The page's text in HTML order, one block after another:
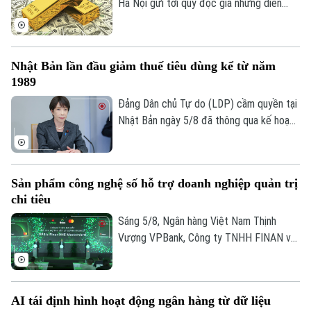
Hà Nội gửi tới quý độc giả những diễn
Nhật Bản lần đầu giảm thuế tiêu dùng kể từ năm
1989
Đảng Dân chủ Tự do (LDP) cầm quyền tại
Nhật Bản ngày 5/8 đã thông qua kế hoạch
sẽ là lần đầu tiên Nhật Bản cắt giảm thuế
dụng vào năm 1989.
Sản phẩm công nghệ số hỗ trợ doanh nghiệp quản trị
chi tiêu
Sáng 5/8, Ngân hàng Việt Nam Thịnh
Vượng VPBank, Công ty TNHH FINAN và
nghiệp trong quản trị chi tiêu hiện đại, linh
AI tái định hình hoạt động ngân hàng từ dữ liệu